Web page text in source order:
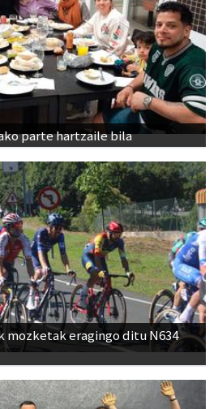
parte hartzaile bila
mozketak eragingo ditu N634